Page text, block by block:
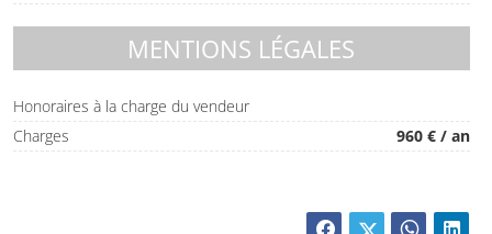
MENTIONS LÉGALES
Honoraires à la charge du vendeur
Charges
960 € / an